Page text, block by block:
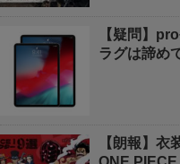
【疑問】
ラグは諦め
【朗報】衣